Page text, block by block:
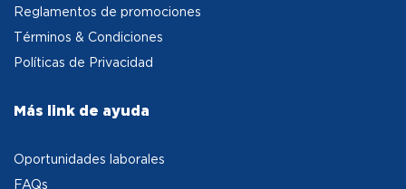
Reglamentos de promociones
Términos & Condiciones
Políticas de Privacidad
Más link de ayuda
Oportunidades laborales
FAQs